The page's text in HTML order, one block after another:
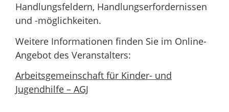
Handlungsfeldern, Handlungserfordernissen
und -möglichkeiten.
Weitere Informationen finden Sie im Online-
Angebot des Veranstalters:
Arbeitsgemeinschaft für Kinder- und
Jugendhilfe – AGJ